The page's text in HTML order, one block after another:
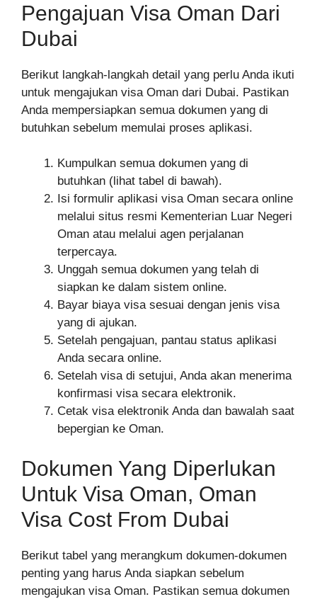
Pengajuan Visa Oman Dari
Dubai
Berikut langkah-langkah detail yang perlu Anda ikuti
untuk mengajukan visa Oman dari Dubai. Pastikan
Anda mempersiapkan semua dokumen yang di
butuhkan sebelum memulai proses aplikasi.
Kumpulkan semua dokumen yang di
butuhkan (lihat tabel di bawah).
Isi formulir aplikasi visa Oman secara online
melalui situs resmi Kementerian Luar Negeri
Oman atau melalui agen perjalanan
terpercaya.
Unggah semua dokumen yang telah di
siapkan ke dalam sistem online.
Bayar biaya visa sesuai dengan jenis visa
yang di ajukan.
Setelah pengajuan, pantau status aplikasi
Anda secara online.
Setelah visa di setujui, Anda akan menerima
konfirmasi visa secara elektronik.
Cetak visa elektronik Anda dan bawalah saat
bepergian ke Oman.
Dokumen Yang Diperlukan
Untuk Visa Oman, Oman
Visa Cost From Dubai
Berikut tabel yang merangkum dokumen-dokumen
penting yang harus Anda siapkan sebelum
mengajukan visa Oman. Pastikan semua dokumen